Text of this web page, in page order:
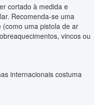
cortado à medida e
Recomenda-se uma
uma pistola de ar
vincos ou
internacionais costuma